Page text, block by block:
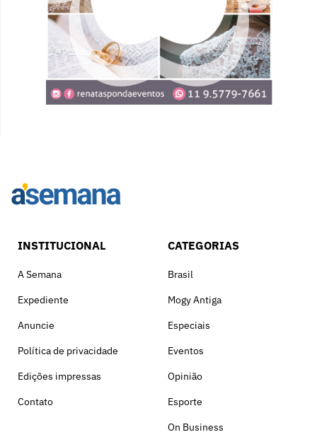
INSTITUCIONAL
A Semana
Expediente
Anuncie
Política de privacidade
Edições impressas
Contato
CATEGORIAS
Brasil
Mogy Antiga
Especiais
Eventos
Opinião
Esporte
On Business